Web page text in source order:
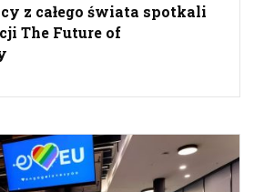
z całego świata spotkali
The Future of